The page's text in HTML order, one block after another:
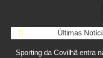
Últimas
Sporting da Covilhã entra